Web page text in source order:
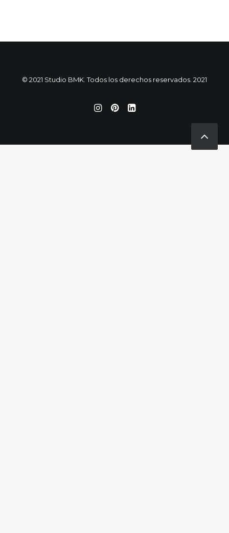
© 2021 Studio BMK. Todos los derechos reservados. 2021